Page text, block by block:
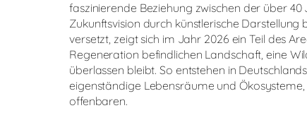
faszinierende Beziehung zwischen der über
Zukunftsvision durch künstlerische
versetzt, zeigt sich im Jahr 2026 ein Teil des
Regeneration befindlichen Landschaft, eine
überlassen bleibt. So entstehen in
eigenständige Lebensräume und
offenbaren.